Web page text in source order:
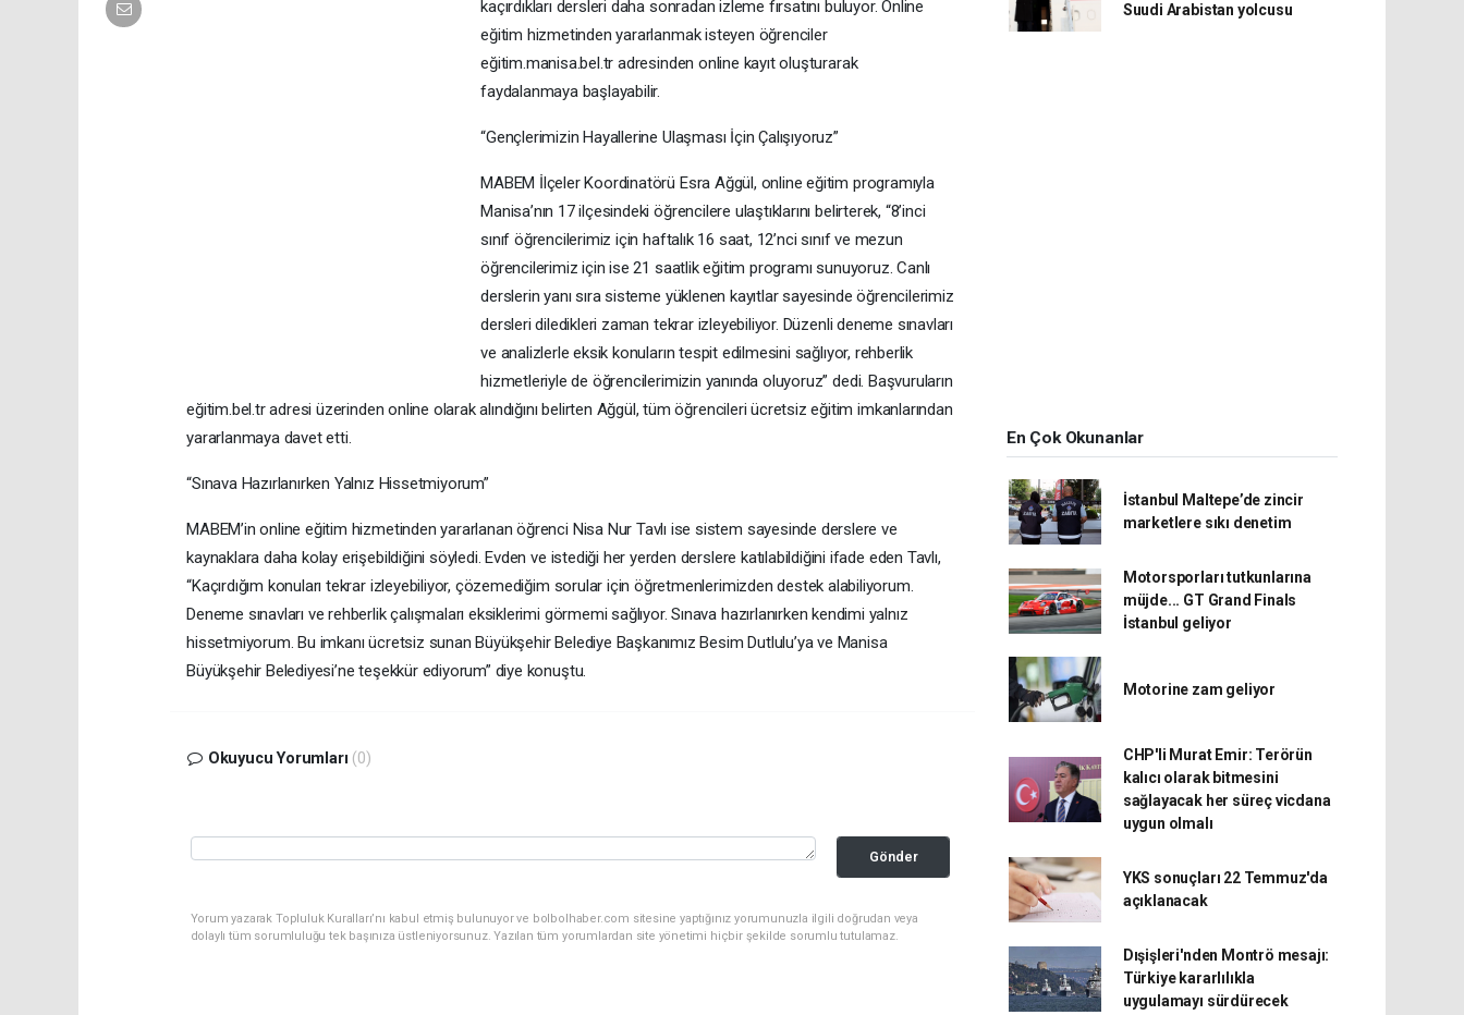
kaçırdıkları dersleri daha sonradan izleme fırsatını buluyor. Online
eğitim hizmetinden yararlanmak isteyen öğrenciler
eğitim.manisa.bel.tr adresinden online kayıt oluşturarak
faydalanmaya başlayabilir.
“Gençlerimizin Hayallerine Ulaşması İçin Çalışıyoruz”
MABEM İlçeler Koordinatörü Esra Ağgül, online eğitim programıyla
Manisa’nın 17 ilçesindeki öğrencilere ulaştıklarını belirterek, “8’inci
sınıf öğrencilerimiz için haftalık 16 saat, 12’nci sınıf ve mezun
öğrencilerimiz için ise 21 saatlik eğitim programı sunuyoruz. Canlı
derslerin yanı sıra sisteme yüklenen kayıtlar sayesinde öğrencilerimiz
dersleri diledikleri zaman tekrar izleyebiliyor. Düzenli deneme sınavları
ve analizlerle eksik konuların tespit edilmesini sağlıyor, rehberlik
hizmetleriyle de öğrencilerimizin yanında oluyoruz” dedi. Başvuruların
eğitim.bel.tr adresi üzerinden online olarak alındığını belirten Ağgül, tüm öğrencileri ücretsiz eğitim imkanlarından
yararlanmaya davet etti.
“Sınava Hazırlanırken Yalnız Hissetmiyorum”
MABEM’in online eğitim hizmetinden yararlanan öğrenci Nisa Nur Tavlı ise sistem sayesinde derslere ve
kaynaklara daha kolay erişebildiğini söyledi. Evden ve istediği her yerden derslere katılabildiğini ifade eden Tavlı,
“Kaçırdığım konuları tekrar izleyebiliyor, çözemediğim sorular için öğretmenlerimizden destek alabiliyorum.
Deneme sınavları ve rehberlik çalışmaları eksiklerimi görmemi sağlıyor. Sınava hazırlanırken kendimi yalnız
hissetmiyorum. Bu imkanı ücretsiz sunan Büyükşehir Belediye Başkanımız Besim Dutlulu’ya ve Manisa
Büyükşehir Belediyesi’ne teşekkür ediyorum” diye konuştu.
Okuyucu Yorumları (0)
Gönder
Yorum yazarak Topluluk Kuralları’nı kabul etmiş bulunuyor ve bolbolhaber.com sitesine yaptığınız yorumunuzla ilgili doğrudan veya
dolaylı tüm sorumluluğu tek başınıza üstleniyorsunuz. Yazılan tüm yorumlardan site yönetimi hiçbir şekilde sorumlu tutulamaz.
Suudi Arabistan yolcusu
En Çok Okunanlar
İstanbul Maltepe’de zincir
marketlere sıkı denetim
Motorsporları tutkunlarına
müjde... GT Grand Finals
İstanbul geliyor
Motorine zam geliyor
CHP'li Murat Emir: Terörün
kalıcı olarak bitmesini
sağlayacak her süreç vicdana
uygun olmalı
YKS sonuçları 22 Temmuz'da
açıklanacak
Dışişleri'nden Montrö mesajı:
Türkiye kararlılıkla
uygulamayı sürdürecek